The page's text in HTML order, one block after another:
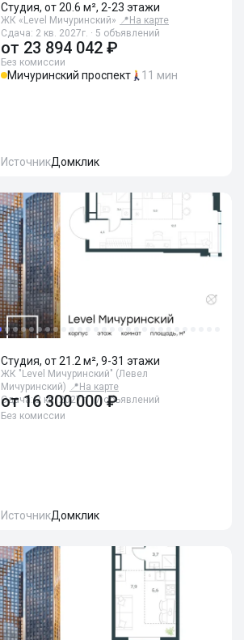
Студия, от 20.6 м², 2-23 этажи
ЖК «Level Мичуринский» 📍 На карте
Сдача: 2 кв. 2027г. · 5 объявлений
от 23 894 042 ₽
Без комиссии
Мичуринский проспект 11 мин
ИсточникДомклик
Студия, от 21.2 м², 9-31 этажи
ЖК "Level Мичуринский" (Левел
Мичуринский) 📍 На карте
Сдача: 2 кв. 2027г. · 7 объявлений
от16 300 000 ₽
Без комиссии
ИсточникДомклик